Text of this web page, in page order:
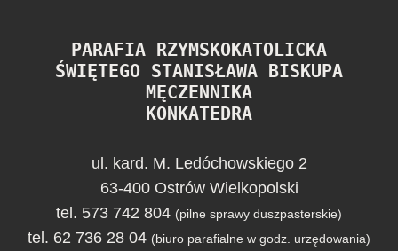
PARAFIA RZYMSKOKATOLICKA
ŚWIĘTEGO STANISŁAWA BISKUPA
MĘCZENNIKA
KONKATEDRA
ul. kard. M. Ledóchowskiego 2
63-400 Ostrów Wielkopolski
tel. 573 742 804 (pilne sprawy duszpasterskie)
tel. 62 736 28 04 (biuro parafialne w godz. urzędowania)